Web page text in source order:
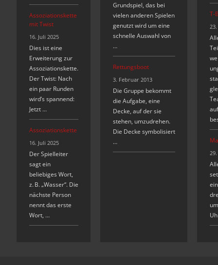
Assoziationskette
mit Twist
16. Juli 2025
Dies ist eine
Erweiterung zur
Assoziationskette.
Der Twist: Nach
ein paar Runden
wird’s spannend:
Jetzt …
Assoziationskette
16. Juli 2025
Der Spielleiter
sagt ein
beliebiges Wort,
z. B. „Wasser“. Die
nächste Person
nennt das erste
Wort, …
Grundspiel, das bei
vielen anderen Spielen
genutzt wird um eine
schnelle Auswahl von
…
Rettungsboot
3. Februar 2013
Die Gruppe bekommt
die Aufgabe, eine
Decke, auf der sie
stehen, umzudrehen.
Die Decke symbolisiert
…
T-